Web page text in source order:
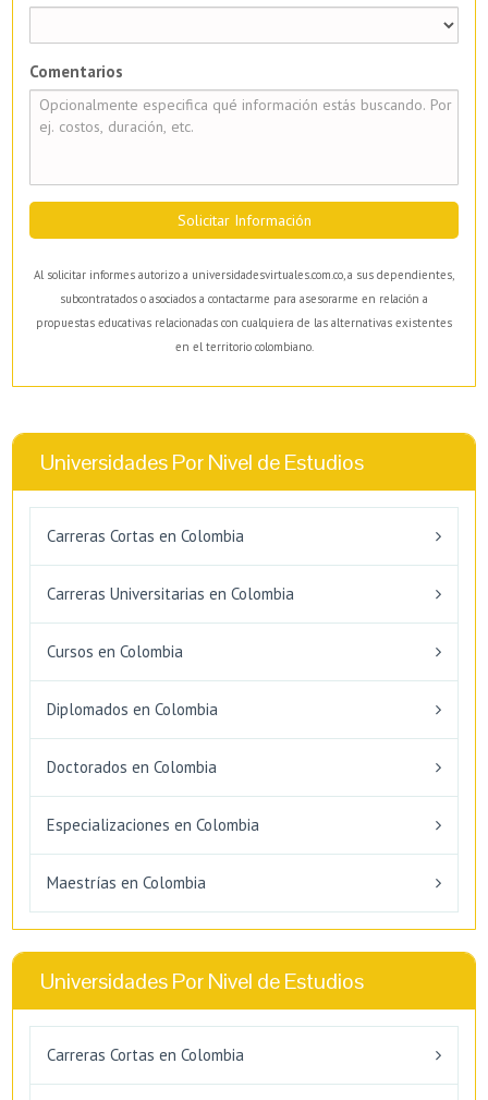
Comentarios
Solicitar Información
Al solicitar informes autorizo a universidadesvirtuales.com.co, a sus dependientes,
subcontratados o asociados a contactarme para asesorarme en relación a
propuestas educativas relacionadas con cualquiera de las alternativas existentes
en el territorio colombiano.
Universidades Por Nivel de Estudios
Carreras Cortas en Colombia
Carreras Universitarias en Colombia
Cursos en Colombia
Diplomados en Colombia
Doctorados en Colombia
Especializaciones en Colombia
Maestrías en Colombia
Universidades Por Nivel de Estudios
Carreras Cortas en Colombia